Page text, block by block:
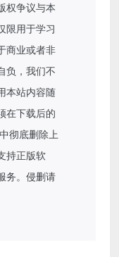
权争议与本
限用于学习
商业或者非
负，我们不
本站内容随
在下载后的
彻底删除上
持正版软
务。侵删请